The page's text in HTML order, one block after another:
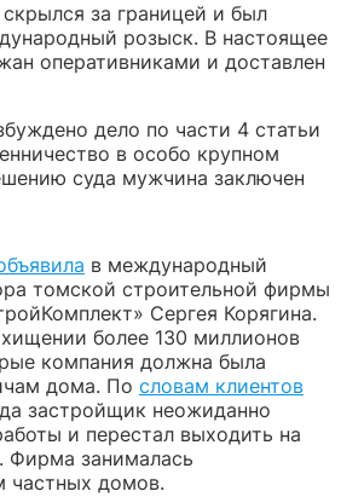
за границей и был
розыск. В настоящее
оперативниками и доставлен
дело по части 4 статьи
в особо крупном
суда мужчина заключен
в международный
томской строительной фирмы
Сергея Корягина.
более 130 миллионов
компания должна была
дома. По словам клиентов
застройщик неожиданно
и перестал выходить на
Фирма занималась
частных домов.